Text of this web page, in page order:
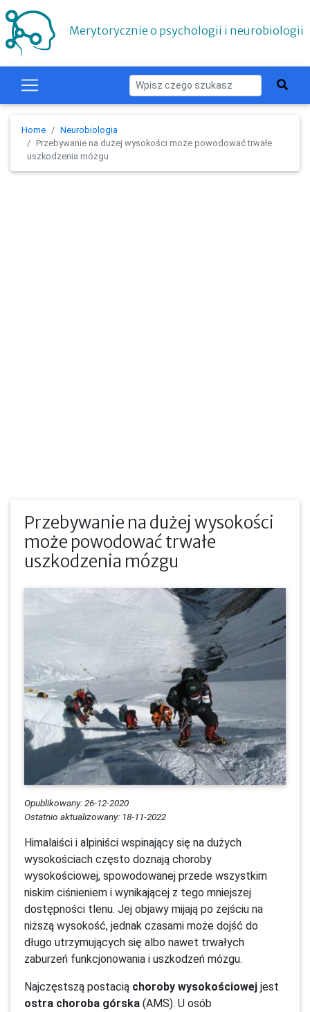
Merytorycznie o psychologii i neurobiologii
Home
Neurobiologia
Przebywanie na dużej wysokości może powodować trwałe
uszkodzenia mózgu
Przebywanie na dużej wysokości
może powodować trwałe
uszkodzenia mózgu
Opublikowany: 26-12-2020
Ostatnio aktualizowany: 18-11-2022
Himalaiści i alpiniści wspinający się na dużych
wysokościach często doznają choroby
wysokościowej, spowodowanej przede wszystkim
niskim ciśnieniem i wynikającej z tego mniejszej
dostępności tlenu. Jej objawy mijają po zejściu na
niższą wysokość, jednak czasami może dojść do
długo utrzymujących się albo nawet trwałych
zaburzeń funkcjonowania i uszkodzeń mózgu.
Najczęstszą postacią choroby wysokościowej jest
ostra choroba górska (AMS). U osób